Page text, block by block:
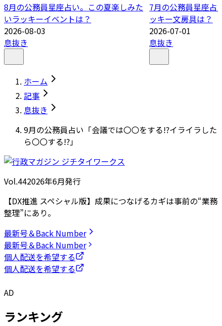
8月の公務員星座占い。この夏楽しみた
いラッキーイベントは？
2026-08-03
息抜き
7月の公務員星座占
ッキー文房具は？
2026-07-01
息抜き
ホーム
記事
息抜き
9月の公務員占い「会議では〇〇をする!?イライラした
ら〇〇する!?」
Vol.442026年6月発行
【DX推進 スペシャル版】成果につなげるカギは事前の“業務
整理”にあり。
最新号＆Back Number
最新号＆Back Number
個人配送を希望する
個人配送を希望する
AD
ランキング